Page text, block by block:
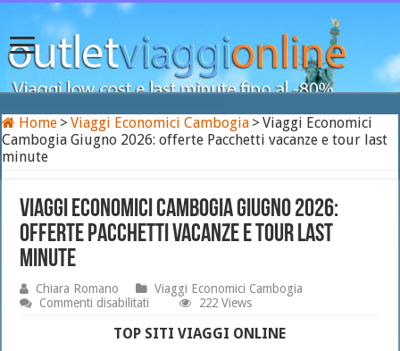
Home > Viaggi Economici Cambogia > Viaggi Economici
Cambogia Giugno 2026: offerte Pacchetti vacanze e tour last
minute
Viaggi Economici Cambogia Giugno 2026:
offerte Pacchetti vacanze e tour last
minute
Chiara Romano
Viaggi Economici Cambogia
Commenti disabilitati
Economici
222 Views
TOP SITI VIAGGI ONLINE